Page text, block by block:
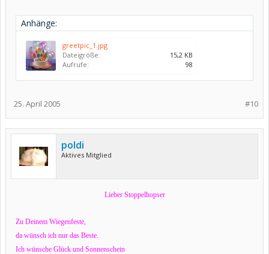
Anhänge:
greetpic_1.jpg
Dateigröße:
15,2 KB
Aufrufe:
98
#10
25. April 2005
poldi
Aktives Mitglied
Lieber Stoppelhopser
Zu Deinem Wiegenfeste,
da wünsch ich nur das Beste.
Ich wünsche Glück und Sonnenschein